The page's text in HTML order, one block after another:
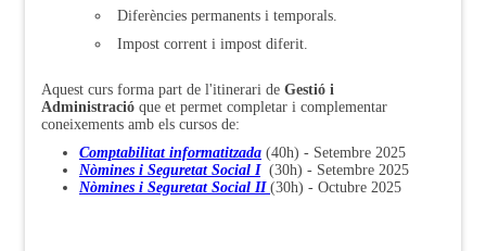
Diferències permanents i temporals.
Impost corrent i impost diferit.
Aquest curs forma part de l'itinerari de Gestió i
Administració que et permet completar i complementar
coneixements amb els cursos de:
Comptabilitat informatitzada (40h) - Setembre 2025
Nòmines i Seguretat Social I(30h) - Setembre 2025
Nòmines i Seguretat Social II (30h) - Octubre 2025